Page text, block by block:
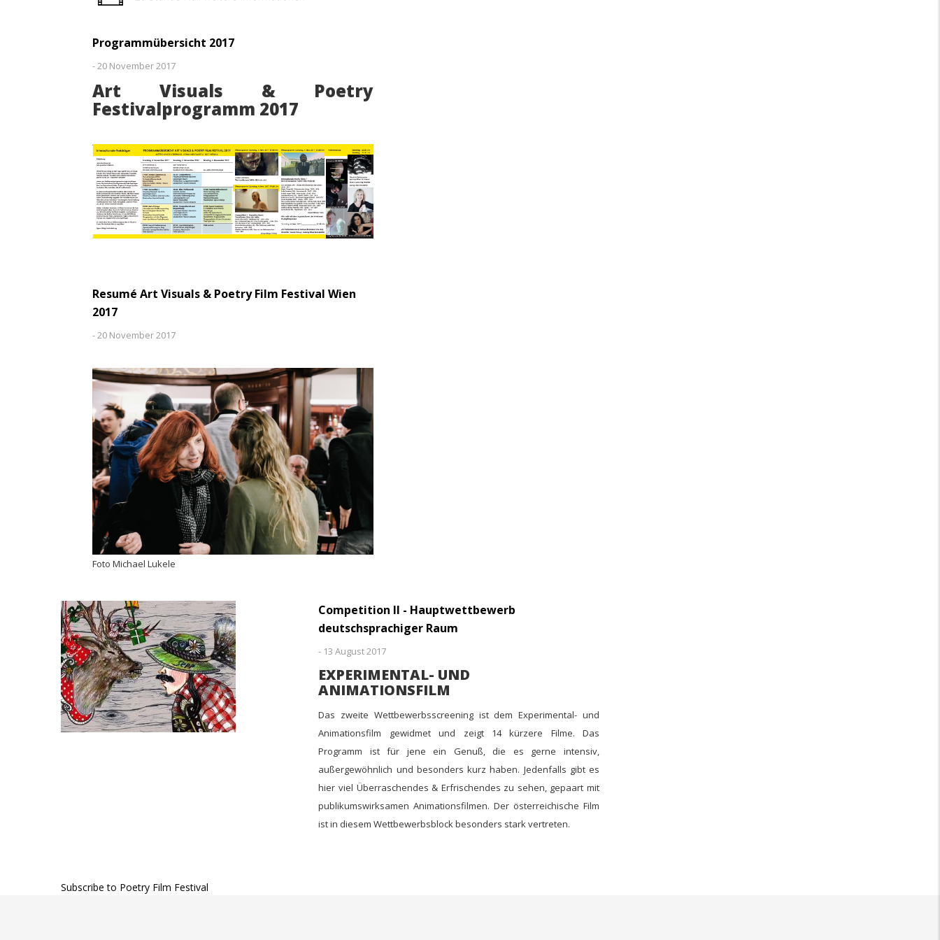
Programmübersicht 2017
-20 November 2017
Art Visuals & Poetry
Festivalprogramm 2017
Resumé Art Visuals & Poetry Film Festival Wien
2017
- 20 November 2017
Foto Michael Lukele
Competition II - Hauptwettbewerb
deutschsprachiger Raum
- 13 August 2017
EXPERIMENTAL- UND
ANIMATIONSFILM
Das zweite Wettbewerbsscreening ist dem Experimental- und
Animationsfilm gewidmet und zeigt 14 kürzere Filme. Das
Programm ist für jene ein Genuß, die es gerne intensiv,
außergewöhnlich und besonders kurz haben. Jedenfalls gibt es
hier viel Überraschendes & Erfrischendes zu sehen, gepaart mit
publikumswirksamen Animationsfilmen. Der österreichische Film
ist in diesem Wettbewerbsblock besonders stark vertreten.
Subscribe to Poetry Film Festival